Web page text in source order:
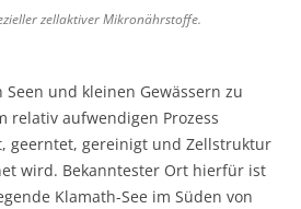
zellaktiver Mikronährstoffe.
und kleinen Gewässern zu
relativ aufwendigen Prozess
geerntet, gereinigt und Zellstruktur
wird. Bekanntester Ort hierfür ist
Klamath-See im Süden von